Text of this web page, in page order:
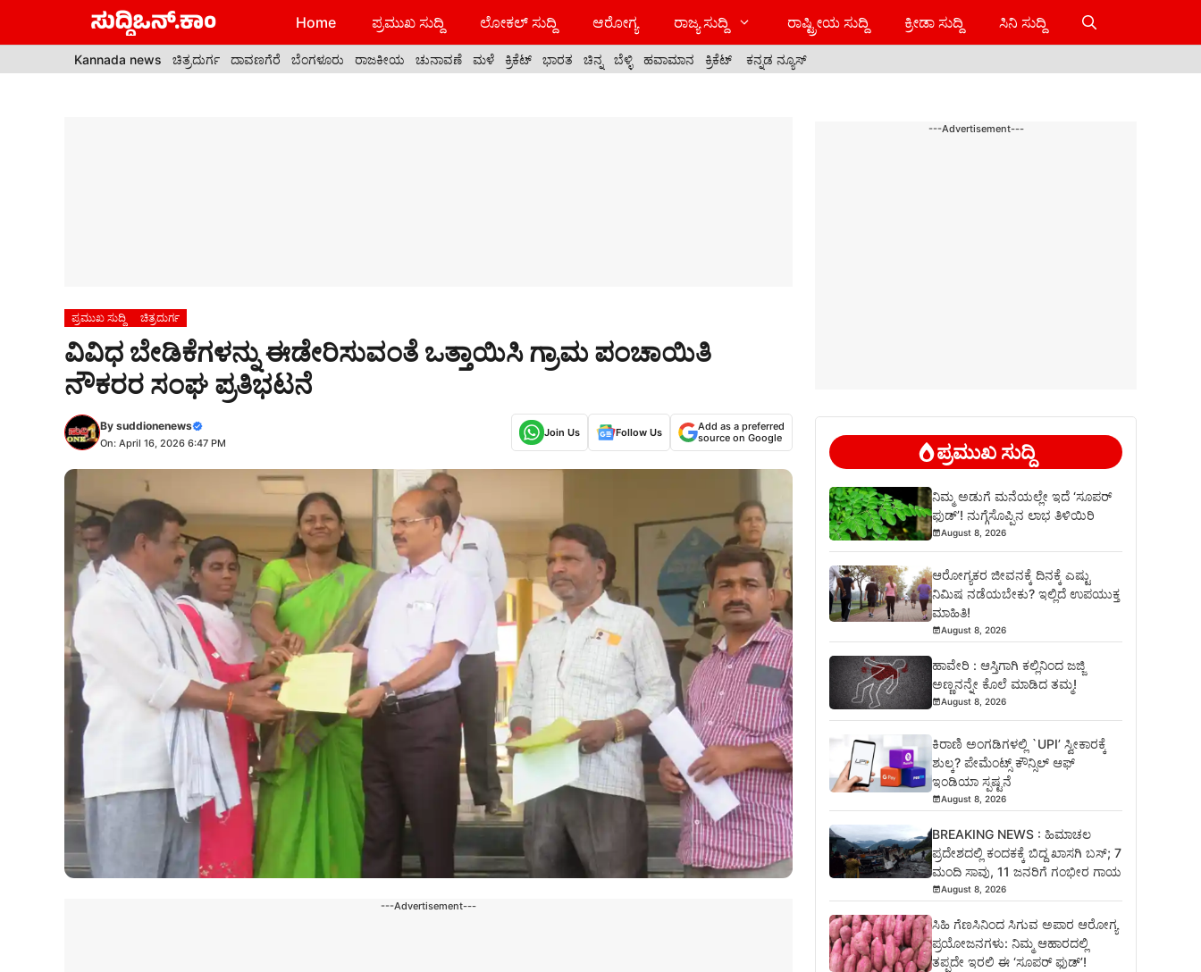
Home ಪ್ರಮುಖ ಸುದ್ದಿ ಲೋಕಲ್ ಸುದ್ದಿ ಆರೋಗ್ಯ ರಾಜ್ಯ ಸುದ್ದಿ ರಾಷ್ಟ್ರೀಯ ಸುದ್ದಿ ಕ್ರೀಡಾ ಸುದ್ದಿ ಸಿನಿ ಸುದ್ದಿ
Kannada news ಚಿತ್ರದುರ್ಗ ದಾವಣಗೆರೆ ಬೆಂಗಳೂರು ರಾಜಕೀಯ ಚುನಾವಣೆ ಮಳೆ ಕ್ರಿಕೆಟ್ ಭಾರತ ಚಿನ್ನ ಬೆಳ್ಳಿ ಹವಾಮಾನ ಕ್ರಿಕೆಟ್ ಕನ್ನಡ ನ್ಯೂಸ್
ಪ್ರಮುಖ ಸುದ್ದಿ ಚಿತ್ರದುರ್ಗ
ವಿವಿಧ ಬೇಡಿಕೆಗಳನ್ನು ಈಡೇರಿಸುವಂತೆ ಒತ್ತಾಯಿಸಿ ಗ್ರಾಮ ಪಂಚಾಯಿತಿ
ನೌಕರರ ಸಂಘ ಪ್ರತಿಭಟನೆ
By suddionenews
On: April 16, 2026 6:47 PM
Join Us Follow Us
Add as a preferred
source on Google
---Advertisement---
---Advertisement---
ಪ್ರಮುಖ ಸುದ್ದಿ
ನಿಮ್ಮ ಅಡುಗೆ ಮನೆಯಲ್ಲೇ ಇದೆ ‘ಸೂಪರ್
ಫುಡ್’! ನುಗ್ಗೆಸೊಪ್ಪಿನ ಲಾಭ ತಿಳಿಯಿರಿ
August 8, 2026
ಆರೋಗ್ಯಕರ ಜೀವನಕ್ಕೆ ದಿನಕ್ಕೆ ಎಷ್ಟು
ನಿಮಿಷ ನಡೆಯಬೇಕು? ಇಲ್ಲಿದೆ ಉಪಯುಕ್ತ
ಮಾಹಿತಿ!
August 8, 2026
ಹಾವೇರಿ : ಆಸ್ತಿಗಾಗಿ ಕಲ್ಲಿನಿಂದ ಜಜ್ಜಿ
ಅಣ್ಣನನ್ನೇ ಕೊಲೆ ಮಾಡಿದ ತಮ್ಮ!
August 8, 2026
ಕಿರಾಣಿ ಅಂಗಡಿಗಳಲ್ಲಿ `UPI’ ಸ್ವೀಕಾರಕ್ಕೆ
ಶುಲ್ಕ? ಪೇಮೆಂಟ್ಸ್ ಕೌನ್ಸಿಲ್ ಆಫ್
ಇಂಡಿಯಾ ಸ್ಪಷ್ಟನೆ
August 8, 2026
BREAKING NEWS : ಹಿಮಾಚಲ
ಪ್ರದೇಶದಲ್ಲಿ ಕಂದಕಕ್ಕೆ ಬಿದ್ದ ಖಾಸಗಿ ಬಸ್; 7
ಮಂದಿ ಸಾವು, 11 ಜನರಿಗೆ ಗಂಭೀರ ಗಾಯ
August 8, 2026
ಸಿಹಿ ಗೆಣಸಿನಿಂದ ಸಿಗುವ ಅಪಾರ ಆರೋಗ್ಯ
ಪ್ರಯೋಜನಗಳು: ನಿಮ್ಮ ಆಹಾರದಲ್ಲಿ
ತಪ್ಪದೇ ಇರಲಿ ಈ ‘ಸೂಪರ್ ಫುಡ್’!